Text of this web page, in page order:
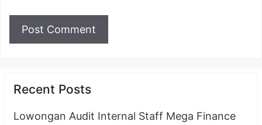
Recent Posts
Lowongan Audit Internal Staff Mega Finance